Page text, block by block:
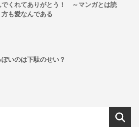
でくれてありがとう！ ～マンガとは読
も愛なんである
いのは下駄のせい？